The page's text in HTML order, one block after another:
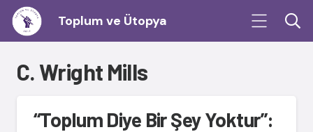
Toplum ve Ütopya
C. Wright Mills
“Toplum Diye Bir Şey Yoktur”: